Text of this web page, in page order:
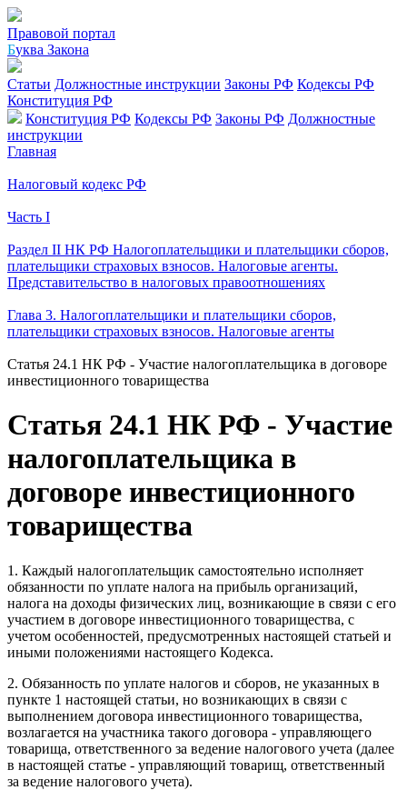
Правовой портал
Буква Закона
Статьи Должностные инструкции Законы РФ Кодексы РФ
Конституция РФ
Конституция РФ Кодексы РФ Законы РФ Должностные
инструкции
Главная
Налоговый кодекс РФ
Часть I
Раздел II НК РФ Налогоплательщики и плательщики сборов,
плательщики страховых взносов. Налоговые агенты.
Представительство в налоговых правоотношениях
Глава 3. Налогоплательщики и плательщики сборов,
плательщики страховых взносов. Налоговые агенты
Статья 24.1 НК РФ - Участие налогоплательщика в договоре
инвестиционного товарищества
Статья 24.1 НК РФ - Участие
налогоплательщика в
договоре инвестиционного
товарищества
1. Каждый налогоплательщик самостоятельно исполняет
обязанности по уплате налога на прибыль организаций,
налога на доходы физических лиц, возникающие в связи с его
участием в договоре инвестиционного товарищества, с
учетом особенностей, предусмотренных настоящей статьей и
иными положениями настоящего Кодекса.
2. Обязанность по уплате налогов и сборов, не указанных в
пункте 1 настоящей статьи, но возникающих в связи с
выполнением договора инвестиционного товарищества,
возлагается на участника такого договора - управляющего
товарища, ответственного за ведение налогового учета (далее
в настоящей статье - управляющий товарищ, ответственный
за ведение налогового учета).